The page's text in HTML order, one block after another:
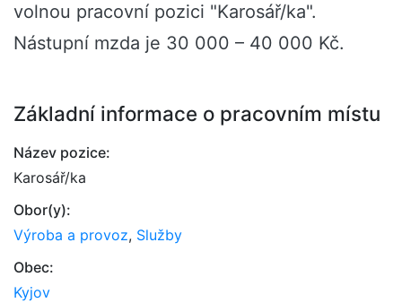
volnou pracovní pozici "Karosář/ka".
Nástupní mzda je 30 000 – 40 000 Kč.
Základní informace o pracovním místu
Název pozice:
Karosář/ka
Obor(y):
Výroba a provoz, Služby
Obec:
Kyjov